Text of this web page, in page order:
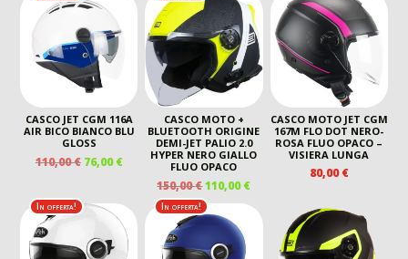
ORIGINALE
95,00 €.
ATTUALE
60,00 €.
CASCO JET CGM 116A
AIR BICO BIANCO BLU
GLOSS
110,00€ IL
ERA:
110,00 €.
76,00€IL
ATTUALE
È:
76,00 €.
CASCO MOTO +
BLUETOOTH ORIGINE
DEMI-JET PALIO 2.0
HYPER NERO GIALLO
FLUO OPACO
150,00€IL
PREZZO
ORIGINALE
ERA:
150,00 €.
110,00€IL
ATTUALE
110,00 €.
CASCO MOTO JET CGM
167M FLO DOT NERO-
ROSA FLUO OPACO –
VISIERA LUNGA
80,00€
In offerta! In offerta!